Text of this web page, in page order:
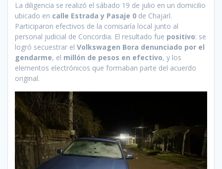
La diligencia se realizó el sábado 19 de julio en un domicilio
ubicado en calle Estrada y Pasaje 0 de Chajarí.
Participaron efectivos de la comisaría local junto al
personal judicial de Concordia. El resultado fue positivo: se
logró secuestrar el Volkswagen Bora denunciado por el
gendarme, el millón de pesos en efectivo, y los
elementos electrónicos que formaban parte del acuerdo
original.